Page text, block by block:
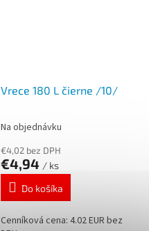
Vrece 180 L čierne /10/
Na objednávku
€4,02 bez DPH
€4,94 / ks
Do košíka
Cenníková cena: 4.02 EUR bez